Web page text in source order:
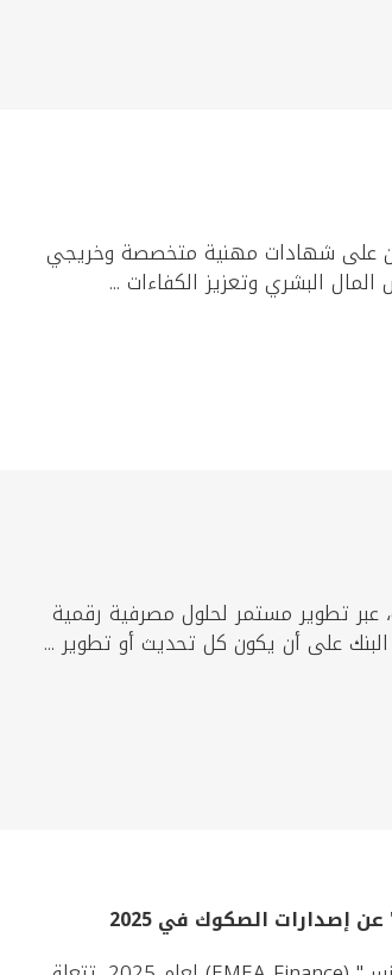
موظف وموظفة من الحاصلين على شهادات مهنية متخصصة وخريجي
البشري وتعزيز الكفاءات ...
عبر تطوير مستمر لحلول مصرفية رقمية
على أن يكون كل تحديث أو تطوير ...